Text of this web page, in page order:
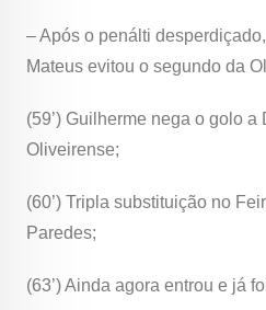
– Após o penálti
Mateus evitou o segundo da
(59’) Guilherme nega o golo
Oliveirense;
(60’) Tripla substituição no
Paredes;
(63’) Ainda agora entrou e já